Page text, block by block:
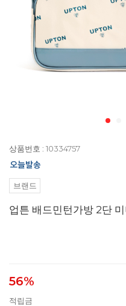
상품번호 : 10334757
브랜드
업튼 배드민턴가방 2단
56%
적립금